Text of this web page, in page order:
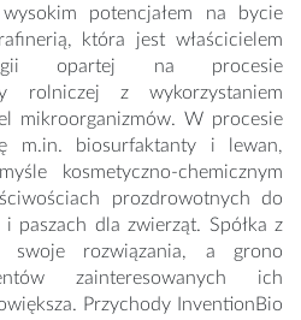
potencjałem na bycie
która jest właścicielem
opartej na procesie
rolniczej z wykorzystaniem
mikroorganizmów. W procesie
m.in. biosurfaktanty i lewan,
kosmetyczno-chemicznym
prozdrowotnych do
paszach dla zwierząt. Spółka z
swoje rozwiązania, a grono
zainteresowanych ich
Przychody InventionBio